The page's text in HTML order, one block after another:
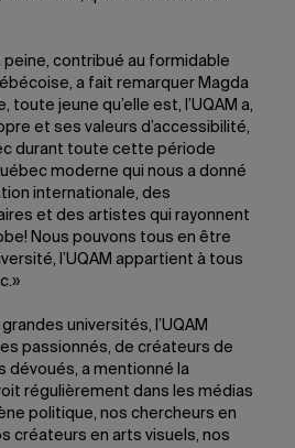
peine, contribué au formidable
a fait remarquer Magda
toute jeune qu’elle est, l’UQAM a,
et ses valeurs d’accessibilité,
durant toute cette période
moderne qui nous a donné
internationale, des
et des artistes qui rayonnent
Nous pouvons tous en être
l’UQAM appartient à tous
universités, l’UQAM
passionnés, de créateurs de
dévoués, a mentionné la
régulièrement dans les médias
politique, nos chercheurs en
créateurs en arts visuels, nos